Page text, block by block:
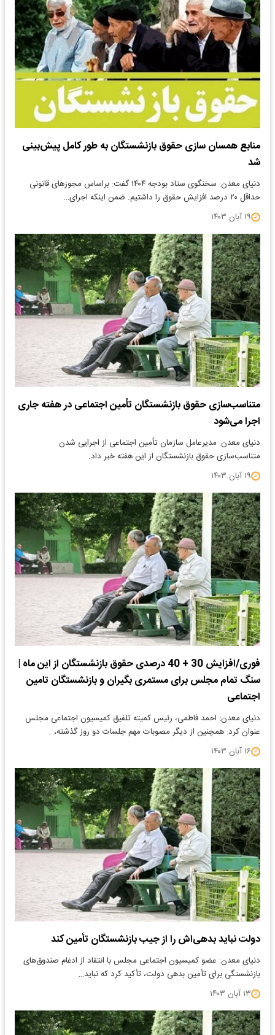
منابع همسان سازی حقوق بازنشستگان به طور کامل پیش‌بینی
شد
دنیای معدن: سخنگوی ستاد بودجه ۱۴۰۴ گفت: براساس مجوز‌های قانونی
حداقل ۲۰ درصد افزایش حقوق را داشتیم. ضمن اینکه اجرای…
۱۹ آبان ۱۴۰۳
متناسب‌سازی حقوق بازنشستگان تأمین اجتماعی در هفته جاری
اجرا می‌شود
دنیای معدن: مدیرعامل سازمان تأمین اجتماعی از اجرایی شدن
متناسب‌سازی حقوق بازنشستگان از این هفته خبر داد.
۱۹ آبان ۱۴۰۳
فوری/افزایش 30 + 40 درصدی حقوق بازنشستگان از این ماه |
سنگ تمام مجلس برای مستمری بگیران و بازنشستگان تامین
اجتماعی
دنیای معدن: احمد فاطمی، رئیس کمیته تلفیق کمیسیون اجتماعی مجلس
عنوان کرد: همچنین از دیگر مصوبات مهم جلسات دو روز گذشته،…
۱۶ آبان ۱۴۰۳
دولت نباید بدهی‌اش را از جیب بازنشستگان تأمین کند
دنیای معدن: عضو کمیسیون اجتماعی مجلس با انتقاد از ادغام صندوق‌های
بازنشستگی برای تأمین بدهی دولت، تأکید کرد که نباید…
۱۳ آبان ۱۴۰۳